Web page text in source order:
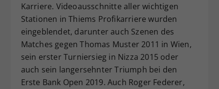
Karriere. Videoausschnitte aller wichtigen
Stationen in Thiems Profikarriere wurden
eingeblendet, darunter auch Szenen des
Matches gegen Thomas Muster 2011 in Wien,
sein erster Turniersieg in Nizza 2015 oder
auch sein langersehnter Triumph bei den
Erste Bank Open 2019. Auch Roger Federer,